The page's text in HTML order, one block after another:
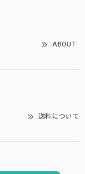
ABOUT
送料について